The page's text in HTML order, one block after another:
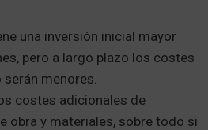
una inversión inicial mayor
pero a largo plazo los costes
menores.
costes adicionales de
obra y materiales, sobre todo si